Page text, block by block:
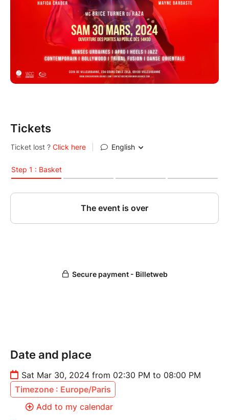
Rejoignez-nous dans cette aventure exceptionnelle
où la passion, la créativité et la diversité se
rencontrent.
Une date à retenir ! Le samedi 30 Mars 2024 !
Ouverture des inscriptions aux présélections vidéo
pour le concours.
22 JANVIER 2024 - Prolongé au 12 février 2024
À PARTIR DU 24 JANVIER 2024
Annonce des danseur(se)s sélectionné(e)s pour le
La publication ayant obtenu le + de likes gagnera
lors du concours le Prix du Public et permettra au
gagnant d'être qualifié pour la "Finale des Finales".
​30 MARS 2024
LE GRAND JOUR !
Tickets
Date and place
Sat Mar 30, 2024 from 02:30 PM to 08:00 PM
Timezone : Europe/Paris
Add to my calendar